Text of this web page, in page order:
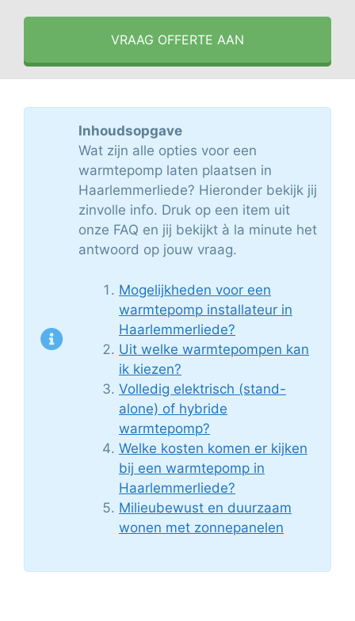
VRAAG OFFERTE AAN
Inhoudsopgave
Wat zijn alle opties voor een
warmtepomp laten plaatsen in
Haarlemmerliede? Hieronder bekijk jij
zinvolle info. Druk op een item uit
onze FAQ en jij bekijkt à la minute het
antwoord op jouw vraag.
Mogelijkheden voor een
warmtepomp installateur in
Haarlemmerliede?
Uit welke warmtepompen kan
ik kiezen?
Volledig elektrisch (stand-
alone) of hybride
warmtepomp?
Welke kosten komen er kijken
bij een warmtepomp in
Haarlemmerliede?
Milieubewust en duurzaam
wonen met zonnepanelen